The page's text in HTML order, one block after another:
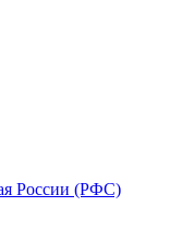
России (РФС)